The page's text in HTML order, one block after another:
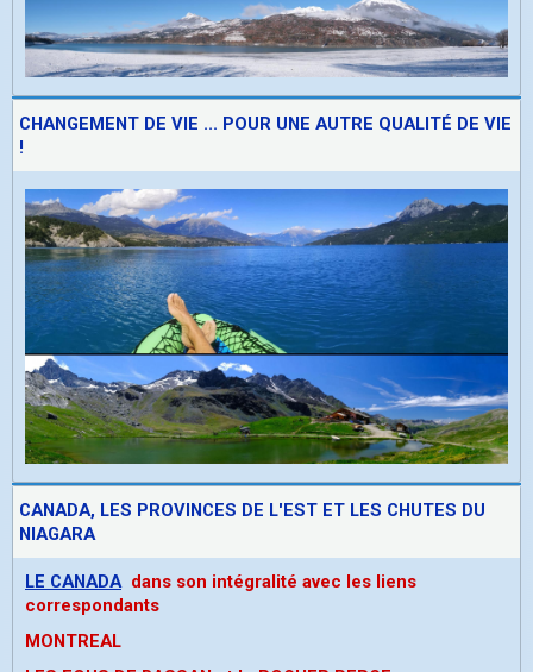
CHANGEMENT DE VIE ... POUR UNE AUTRE QUALITÉ DE VIE
!
CANADA, LES PROVINCES DE L'EST ET LES CHUTES DU
NIAGARA
LE CANADA dans son intégralité avec les liens
correspondants
MONTREAL